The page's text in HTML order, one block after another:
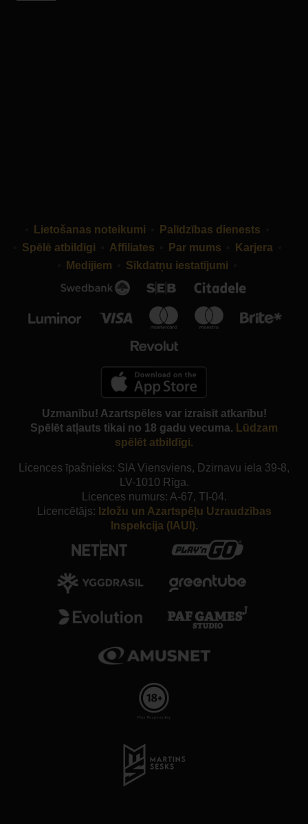
Lietošanas noteikumi
Palīdzības dienests
Spēlē atbildīgi
Affiliates Par mums
Karjera
Medijiem
Sīkdatņu iestatījumi
Uzmanību! Azartspēles var izraisīt atkarību!
Spēlēt atļauts tikai no 18 gadu vecuma. Lūdzam
spēlēt atbildīgi.
Licences īpašnieks: SIA Viensviens, Dzirnavu iela 39-8,
LV-1010 Rīga.
Licences numurs: A-67, TI-04.
Licencētājs: Izložu un Azartspēļu Uzraudzības
Inspekcija (IAUI).